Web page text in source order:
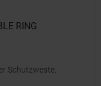
RING
Schutzweste.